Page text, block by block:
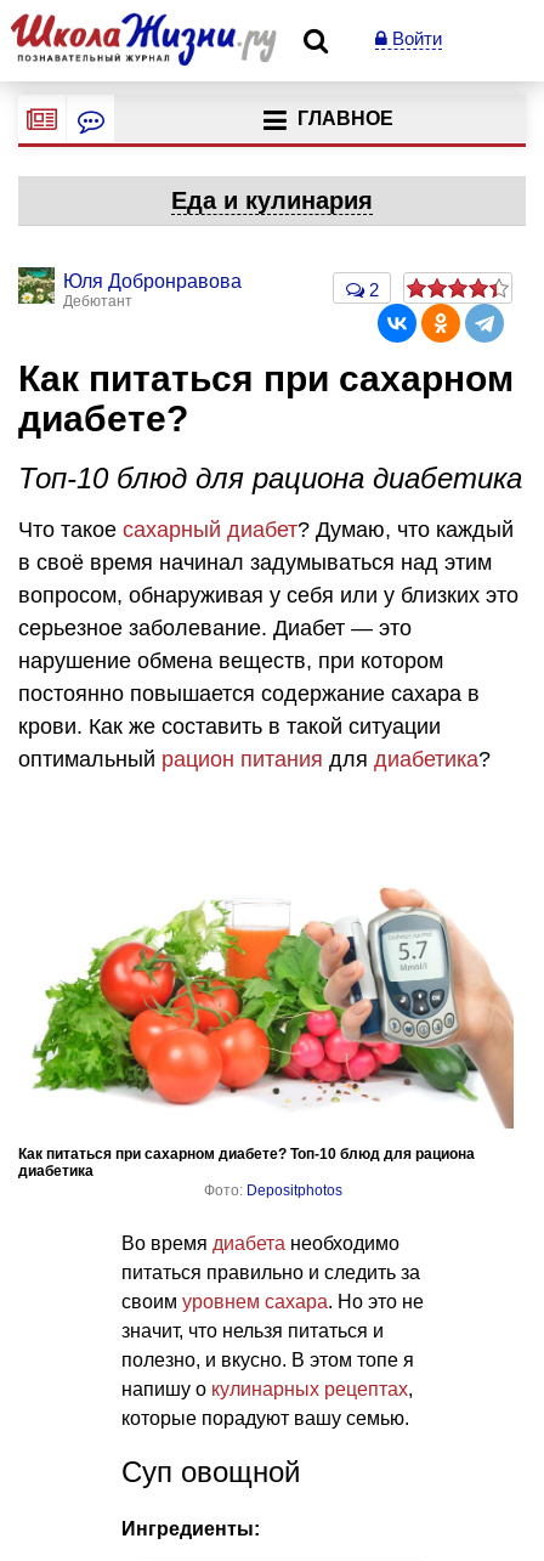
Войти
ГЛАВНОЕ
Еда и кулинария
Юля Добронравова
Дебютант
2
Как питаться при сахарном
диабете?
Топ-10 блюд для рациона диабетика
Что такое сахарный диабет? Думаю, что каждый
в своё время начинал задумываться над этим
вопросом, обнаруживая у себя или у близких это
серьезное заболевание. Диабет — это
нарушение обмена веществ, при котором
постоянно повышается содержание сахара в
крови. Как же составить в такой ситуации
оптимальный рацион питания для диабетика?
Как питаться при сахарном диабете? Топ-10 блюд для рациона
диабетика
Фото: Depositphotos
Во время диабета необходимо
питаться правильно и следить за
своим уровнем сахара. Но это не
значит, что нельзя питаться и
полезно, и вкусно. В этом топе я
напишу о кулинарных рецептах,
которые порадуют вашу семью.
Суп овощной
Ингредиенты: